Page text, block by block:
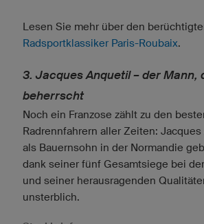
Lesen Sie mehr über den
Radsportklassiker Paris-Roubaix.
3. Jacques Anquetil – der Mann,
beherrscht
Noch ein Franzose zählt zu den
Radrennfahrern aller Zeiten:
als Bauernsohn in der Normandie
dank seiner fünf Gesamtsiege bei
und seiner herausragenden
unsterblich.